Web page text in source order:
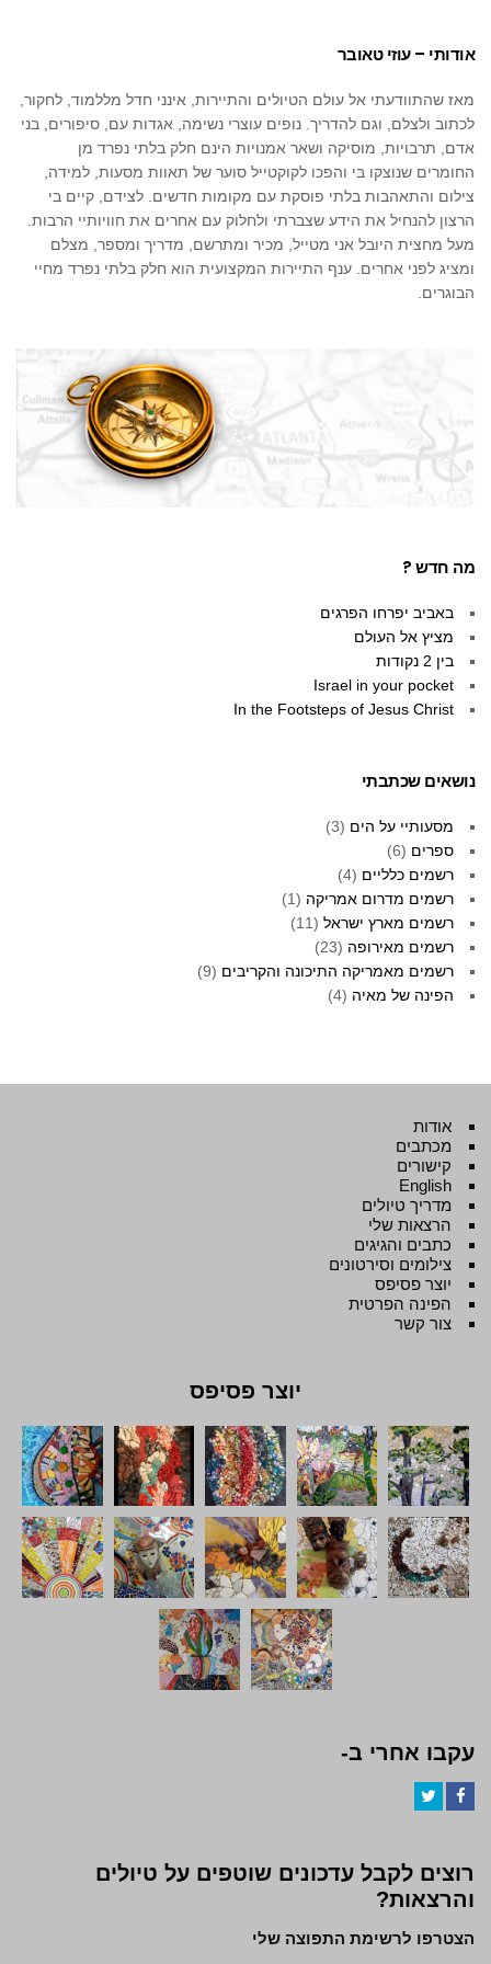
אודותי – עוזי טאובר
מאז שהתוודעתי אל עולם הטיולים והתיירות, אינני חדל מללמוד, לחקור,
לכתוב ולצלם, וגם להדריך. נופים עוצרי נשימה, אגדות עם, סיפורים, בני
אדם, תרבויות, מוסיקה ושאר אמנויות הינם חלק בלתי נפרד מן
החומרים שנוצקו בי והפכו לקוקטייל סוער של תאוות מסעות, למידה,
צילום והתאהבות בלתי פוסקת עם מקומות חדשים. לצידם, קיים בי
הרצון להנחיל את הידע שצברתי ולחלוק עם אחרים את חוויותיי הרבות.
מעל מחצית היובל אני מטייל, מכיר ומתרשם, מדריך ומספר, מצלם
ומציג לפני אחרים. ענף התיירות המקצועית הוא חלק בלתי נפרד מחיי
הבוגרים.
מה חדש ?
באביב יפרחו הפרגים
מציץ אל העולם
בין 2 נקודות
Israel in your pocket
In the Footsteps of Jesus Christ
נושאים שכתבתי
מסעותיי על הים (3)
ספרים (6)
רשמים כלליים (4)
רשמים מדרום אמריקה (1)
רשמים מארץ ישראל (11)
רשמים מאירופה (23)
רשמים מאמריקה התיכונה והקריבים (9)
הפינה של מאיה (4)
אודות
מכתבים
קישורים
English
מדריך טיולים
הרצאות שלי
כתבים והגיגים
צילומים וסירטונים
יוצר פסיפס
הפינה הפרטית
צור קשר
יוצר פסיפס
עקבו אחרי ב-
רוצים לקבל עדכונים שוטפים על טיולים
והרצאות?
הצטרפו לרשימת התפוצה שלי